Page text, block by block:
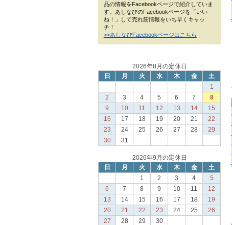
品の情報をFacebookページで紹介していま
す。あしなびのFacebookページを「いい
ね！」して売れ筋情報をいち早くキャッ
チ！
>>あしなびFacebookページはこちら
2026年8月の定休日
日
月 火 水 木 金
土
1
2
3 4 5 6 7
8
9
10 11 12 13 14
15
16
17 18 19 20 21
22
23
24 25 26 27 28
29
30
31
2026年9月の定休日
日
月 火 水 木 金
土
1
2 3 4
5
6
7 8 9 10 11
12
13
14 15 16 17 18
19
20
21 22 23 24 25
26
27
28 29 30